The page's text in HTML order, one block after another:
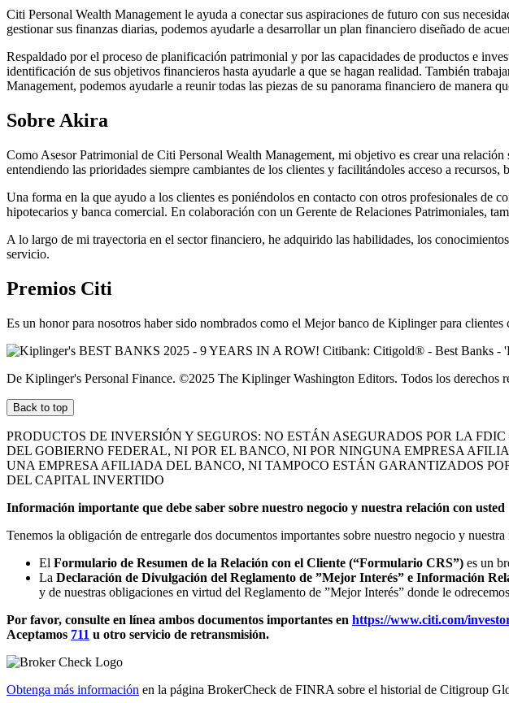
Citi Personal Wealth Management le ayuda a conectar sus aspiraciones de futuro con sus
gestionar sus finanzas diarias, podemos ayudarle a desarrollar un plan financiero diseñado de
Respaldado por el proceso de planificación patrimonial y por las capacidades de productos e
identificación de sus objetivos financieros hasta ayudarle a que se hagan realidad. También
Management, podemos ayudarle a reunir todas las piezas de su panorama financiero de manera
Sobre Akira
Como Asesor Patrimonial de Citi Personal Wealth Management, mi objetivo es crear una
entendiendo las prioridades siempre cambiantes de los clientes y facilitándoles acceso a
Una forma en la que ayudo a los clientes es poniéndolos en contacto con otros profesionales de
hipotecarios y banca comercial. En colaboración con un Gerente de Relaciones Patrimoniales,
A lo largo de mi trayectoria en el sector financiero, he adquirido las habilidades, los
servicio.
Premios Citi
Es un honor para nosotros haber sido nombrados como el Mejor banco de Kiplinger para
De Kiplinger's Personal Finance. ©2025 The Kiplinger Washington Editors. Todos los derechos
Back to top
PRODUCTOS DE INVERSIÓN Y SEGUROS: NO ESTÁN ASEGURADOS POR LA
DEL GOBIERNO FEDERAL, NI POR EL BANCO, NI POR NINGUNA EMPRESA
UNA EMPRESA AFILIADA DEL BANCO, NI TAMPOCO ESTÁN GARANTIZADOS
DEL CAPITAL INVERTIDO
Información importante que debe saber sobre nuestro negocio y nuestra relación con usted
Tenemos la obligación de entregarle dos documentos importantes sobre nuestro negocio y
El Formulario de Resumen de la Relación con el Cliente (“Formulario CRS”) es un
La Declaración de Divulgación del Reglamento de ”Mejor Interés” e Información
y de nuestras obligaciones en virtud del Reglamento de ”Mejor Interés” donde le
Por favor, consulte en línea ambos documentos importantes en https://www.citi.com/
Aceptamos 711 u otro servicio de retransmisión.
Obtenga más información en la página BrokerCheck de FINRA sobre el historial de Citigroup